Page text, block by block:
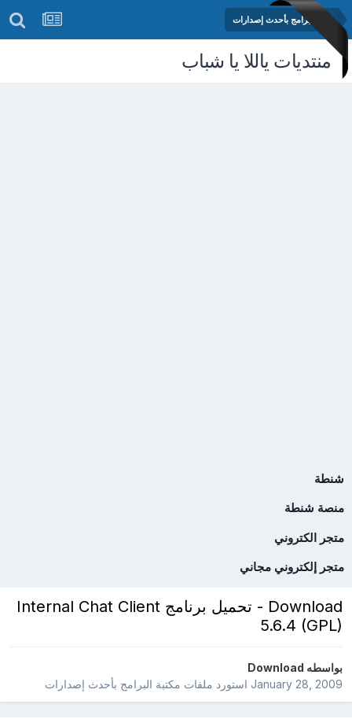
مكتبة البرامج بأحدث إصدارات
منتديات ياللا يا شباب
شنطة
منصة شنطة
متجر الكتروني
متجر إلكتروني مجاني
Download - تحميل برنامج Internal Chat Client
5.6.4 (GPL)
بواسطهDownload
January 28, 2009استورد ملفات مكتبة البرامج بأحدث إصدارات